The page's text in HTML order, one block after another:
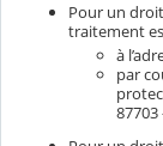
Pour un
traitement
à
par
87703